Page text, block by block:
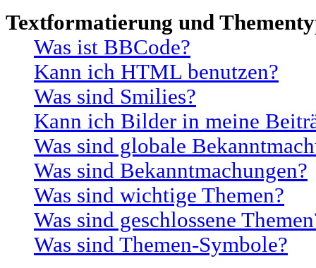
Textformatierung und
Was ist BBCode?
Kann ich HTML benutzen?
Was sind Smilies?
Kann ich Bilder in meine
Was sind globale
Was sind Bekanntmachungen?
Was sind wichtige Themen?
Was sind geschlossene
Was sind Themen-Symbole?